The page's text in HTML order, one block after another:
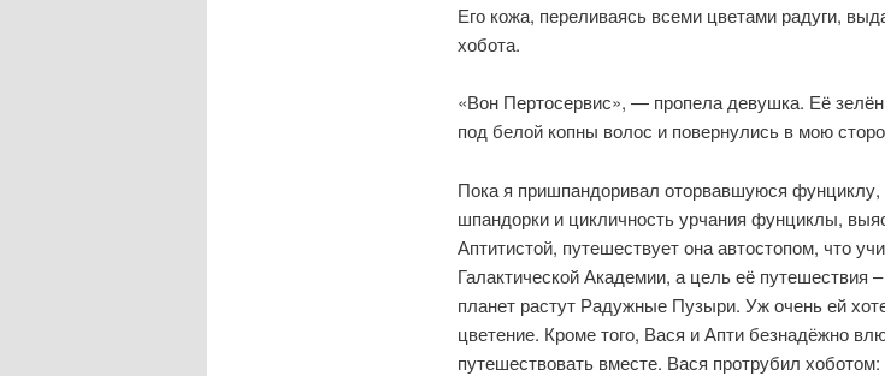
Его кожа, переливаясь всеми цветами радуги,
хобота.
«Вон Пертосервис», — пропела девушка. Её
под белой копны волос и повернулись в мою
Пока я пришпандоривал оторвавшуюся фунциклу,
шпандорки и цикличность урчания фунциклы,
Аптитистой, путешествует она автостопом, что
Галактической Академии, а цель её путешествия
планет растут Радужные Пузыри. Уж очень ей
цветение. Кроме того, Вася и Апти безнадёжно
путешествовать вместе. Вася протрубил